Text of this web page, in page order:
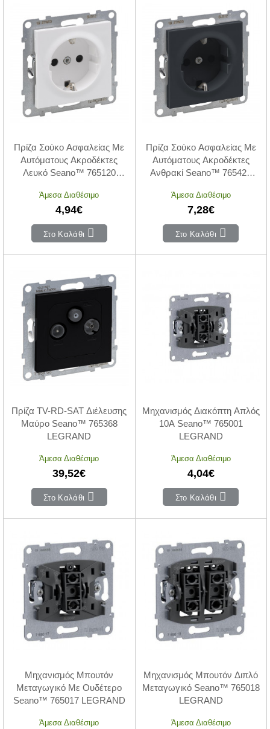
Πρίζα Σούκο Ασφαλείας Με
Αυτόματους Ακροδέκτες
Λευκό Seano™ 765120
Άμεσα Διαθέσιμο
4,94€
Στο Καλάθι
Πρίζα Σούκο Ασφαλείας Με
Αυτόματους Ακροδέκτες
Ανθρακί Seano™ 765420
Άμεσα Διαθέσιμο
7,28€
Στο Καλάθι
Πρίζα ΤV-RD-SAT Διέλευσης
Μαύρο Seano™ 765368
LEGRAND
Άμεσα Διαθέσιμο
39,52€
Στο Καλάθι
Μηχανισμός Διακόπτη Απλός
10A Seano™ 765001
LEGRAND
Άμεσα Διαθέσιμο
4,04€
Στο Καλάθι
Μηχανισμός Μπουτόν
Μεταγωγικό Με Ουδέτερο
Seano™ 765017 LEGRAND
Άμεσα Διαθέσιμο
Μηχανισμός Μπουτόν Διπλό
Μεταγωγικό Seano™ 765018
LEGRAND
Άμεσα Διαθέσιμο